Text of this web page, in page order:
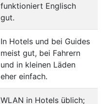
funktioniert Englisch
gut.
In Hotels und bei Guides
meist gut, bei Fahrern
und in kleinen Läden
eher einfach.
WLAN in Hotels üblich;